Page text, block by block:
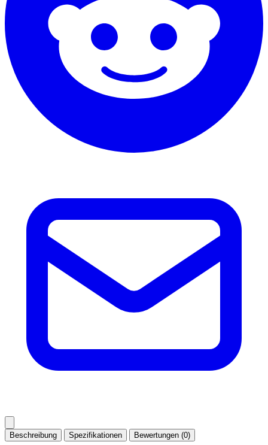
Beschreibung Spezifikationen Bewertungen (0)